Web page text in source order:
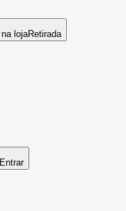
na lojaRetirada
Entrar